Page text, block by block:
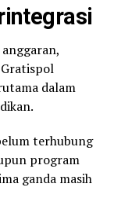
dalam
terhubung
program
ganda masih